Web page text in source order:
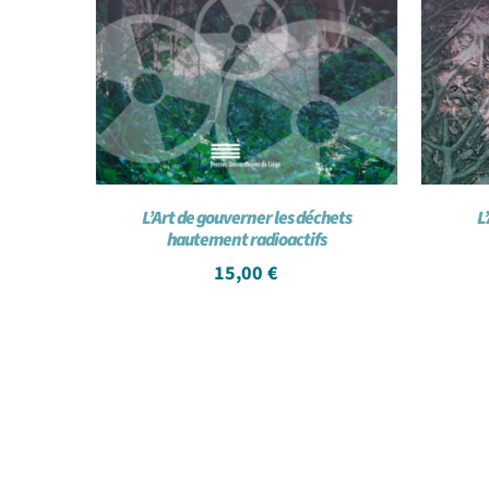
L’Art de gouverner les déchets
hautement radioactifs
15,00€